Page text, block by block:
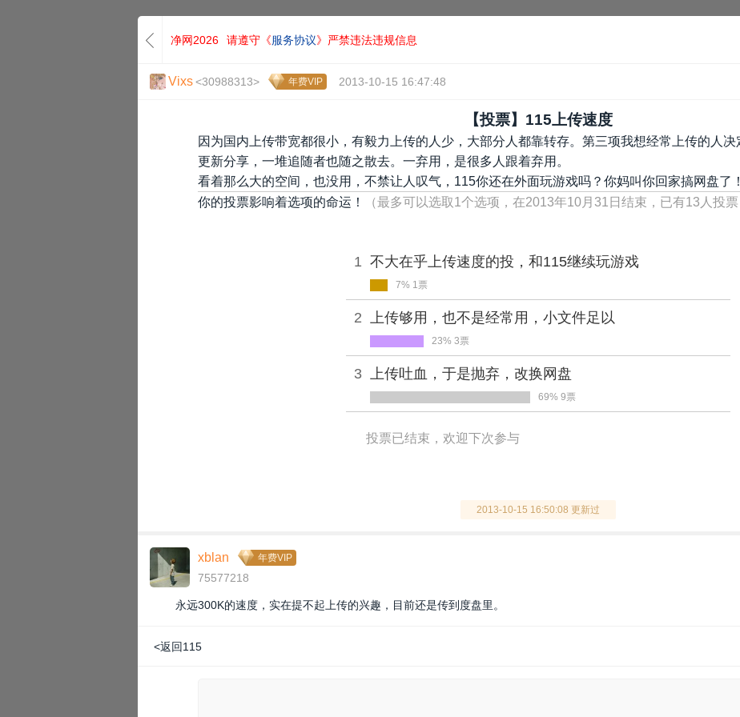
净网2026 请遵守《服务协议》严禁违法违规信息
Vixs<30988313> 年费VIP 2013-10-15 16:47:48
【投票】115上传速度
因为国内上传带宽都很小，有毅力上传的人少，大部分人都靠转存。第三项我想经常上传的人
更新分享，一堆追随者也随之散去。一弃用，是很多人跟着弃用。
看着那么大的空间，也没用，不禁让人叹气，115你还在外面玩游戏吗？你妈叫你回家搞网盘了！
你的投票影响着选项的命运！
（最多可以选取1个选项，在2013年10月31日结束，已有13人投票
1 不大在乎上传速度的投，和115继续玩游戏
7% 1票
2 上传够用，也不是经常用，小文件足以
23% 3票
3 上传吐血，于是抛弃，改换网盘
69% 9票
投票已结束，欢迎下次参与
2013-10-15 16:50:08 更新过
xblan 年费VIP
75577218
永远300K的速度，实在提不起上传的兴趣，目前还是传到度盘里。
<返回115